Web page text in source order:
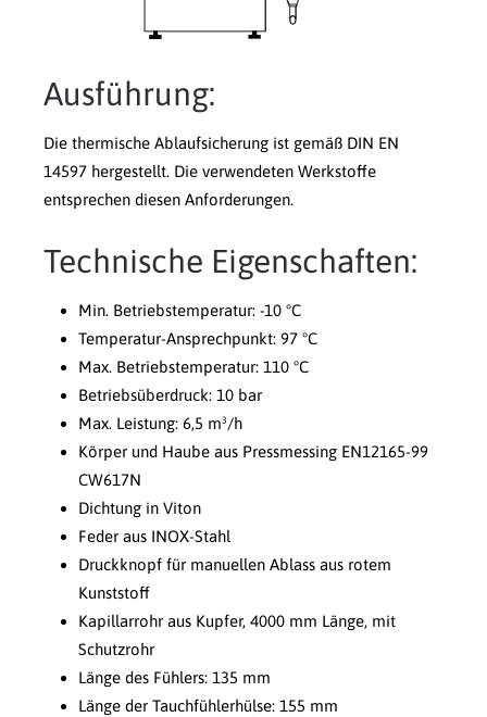
Ausführung:
Die thermische Ablaufsicherung ist gemäß DIN EN
14597 hergestellt. Die verwendeten Werkstoffe
entsprechen diesen Anforderungen.
Technische Eigenschaften:
Min. Betriebstemperatur: -10 °C
Temperatur-Ansprechpunkt: 97 °C
Max. Betriebstemperatur: 110 °C
Betriebsüberdruck: 10 bar
Max. Leistung: 6,5 m³/h
Körper und Haube aus Pressmessing EN12165-99
CW617N
Dichtung in Viton
Feder aus INOX-Stahl
Druckknopf für manuellen Ablass aus rotem
Kunststoff
Kapillarrohr aus Kupfer, 4000 mm Länge, mit
Schutzrohr
Länge des Fühlers: 135 mm
Länge der Tauchfühlerhülse: 155 mm